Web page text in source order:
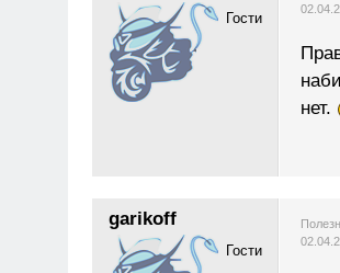
Гости
нет.
garikoff
Гости